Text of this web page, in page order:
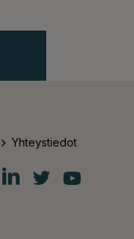
Yhteystiedot
Fiskars
Group
Fiskars
Group
Fiskars
Group